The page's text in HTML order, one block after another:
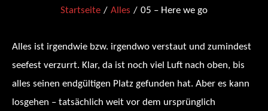
Startseite
Alles 05 – Here we go
Alles ist irgendwie bzw. irgendwo verstaut und zumindest
seefest verzurrt. Klar, da ist noch viel Luft nach oben, bis
alles seinen endgültigen Platz gefunden hat. Aber es kann
losgehen – tatsächlich weit vor dem ursprünglich